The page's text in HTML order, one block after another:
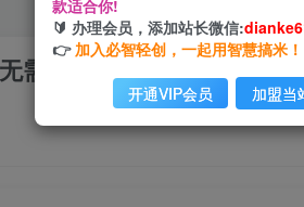
需囤货 新手可做 已实现
款适合你!
🔰 办理会员，添加站长微信:
👉 加入必智轻创，一起用智慧搞米！
开通VIP会员 加盟当